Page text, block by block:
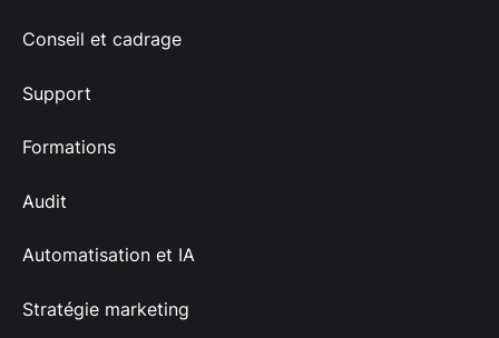
Conseil et cadrage
Support
Formations
Audit
Automatisation et IA
Stratégie marketing